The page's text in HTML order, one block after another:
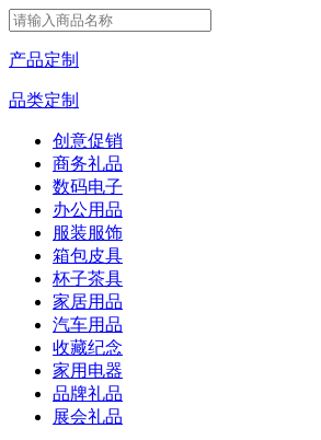
产品定制
品类定制
创意促销
商务礼品
数码电子
办公用品
服装服饰
箱包皮具
杯子茶具
家居用品
汽车用品
收藏纪念
家用电器
品牌礼品
展会礼品